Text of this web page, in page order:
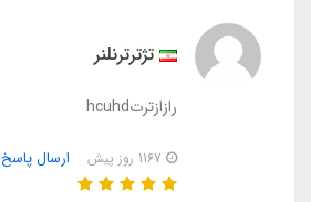
تژترترنلنر
رازازترتhcuhd
ارسال پاسخ